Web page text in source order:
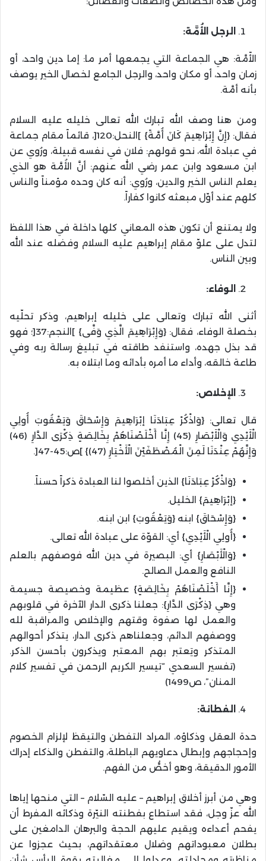
الرجل الأُمَّة:
الأًمَّة: هي الجماعة التي يجمعها أمر ما: إما دين واحد، أو
زمان واحد، أو مكان واحد، والرجل الجامع لخصال الخير يوصف
بأنه أمَّة.
ومن هنا وصف الله تبارك الله تعالى خليله عليه السلام
فقال: {إِنَّ إِبْرَاهِيمَ كَانَ أُمَّةً} ]النحل:120[، قائماً مقام جماعة
في عبادة الله، نحو قولهم: فلان في نفسه قبيلة، ورُوي عن
ابن مسعود وابن عمر رضي الله عنهم: أنَّ الأُمَّة هو الذي
يعلم الناس الخير والدين، ورُوي: أنه كان وحده مؤمناً والناس
كلهم عند أوّل مبعثه كانوا كفاراً.
ولا يمتنع أن تكون هذه المعاني كلها داخلة في هذا اللفظ
لتدل على علوّ مقام إبراهيم عليه السلام وفضله عند الله
وبين الناس.
الوفاء:
أثنى الله تبارك وتعالى على خليله إبراهيم، وذكر تحلّيه
بخصلة الوفاء، فقال: {وَإِبْرَاهِيمَ الَّذِي وَفَّى} ]النجم:37[؛ فهو
قد بذل جهده، واستنفد طاقته في تبليغ رسالة ربه وفي
طاعة خالقه، وأداء ما أمره بأدائه وما ابتلاه به.
الإخلاص:
قال تعالى: {وَاذْكُرْ عِبَادَنَا إبْرَاهِيمَ وَإِسْحَاقَ وَيَعْقُوبَ أُولِي
الْأَيْدِي وَالْأَبْصَارِ (45) إِنَّا أَخْلَصْنَاهُمْ بِخَالِصَةٍ ذِكْرَى الدَّارِ (46)
وَإِنَّهُمْ عِنْدَنَا لَمِنَ الْمُصْطَفَيْنَ الْأَخْيَارِ (47)} ]ص:45-47[.
{وَاذْكُرْ عِبَادَنَا} الذين أخلصوا لنا العبادة ذكراً حسناً.
{إبْرَاهِيمَ} الخليل.
{وَإِسْحَاقَ} ابنه {وَيَعْقُوبَ} ابن ابنه.
{أُولِي الْأَيْدِي} أي: القوّة على عبادة الله تعالى.
{وَالْأَبْصَارِ} أي: البصيرة في دين الله فوصفهم بالعلم
النافع والعمل الصالح.
{إِنَّا أَخْلَصْنَاهُمْ بِخَالِصَةٍ} عظيمة وخصيصة جسيمة
وهي {ذِكْرَى الدَّارِ}: جعلنا ذكرى الدار الآخرة في قلوبهم
والعمل لها صفوة وقتهم والإخلاص والمراقبة لله
ووصفهم الدائم، وجعلناهم ذكرى الدار، يتذكر أحوالهم
المتذكر ويَعتبر بهم المعتبر ويذكرون بأحسن الذكر.
(تفسير السعدي “تيسير الكريم الرحمن في تفسير كلام
المنان”، ص1499)
الفطانة:
حدة العقل وذكاؤه، المراد التفطن والتيقظ لإلزام الخصوم
وإحجاجهم وإبطال دعاويهم الباطلة، والتفطن والذكاء إدراك
الأمور الدقيقة، وهو أخصُّ من الفهم.
وهي من أبرز أخلاق إبراهيم – عليه السّلام – التي منحها إياها
الله عزّ وجل، فقد استطاع بفطنته النيّرة وذكائه المفرط أن
يفحم أعداءه ويقيم عليهم الحجة والبرهان الدامغين على
بطلان معبوداتهم وضلال معتقداتهم، بحيث عجزوا عن